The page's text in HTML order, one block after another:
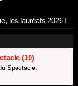
Théâtre 2026
Saccomano à la
(10)
Spectacle.